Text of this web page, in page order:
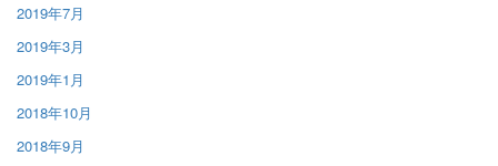
2019年7月
2019年3月
2019年1月
2018年10月
2018年9月